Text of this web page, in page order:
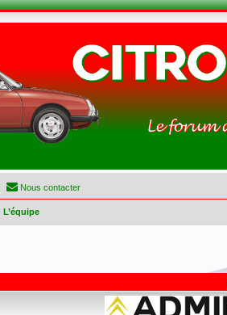
Nous contacter
L’équipe